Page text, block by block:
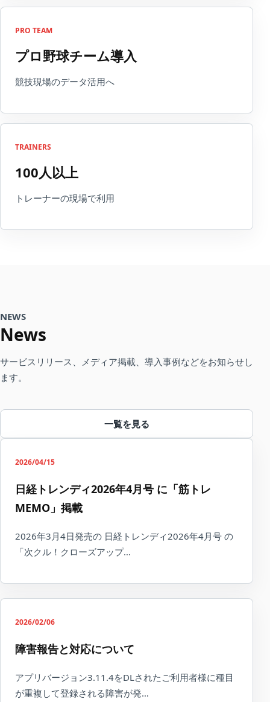
PRO TEAM
プロ野球チーム導入
競技現場のデータ活用へ
TRAINERS
100人以上
トレーナーの現場で利用
NEWS
News
サービスリリース、メディア掲載、導入事例などをお知らせし
ます。
一覧を見る
2026/04/15
日経トレンディ2026年4月号 に「筋トレ
MEMO」掲載
2026年3月4日発売の 日経トレンディ2026年4月号 の
「次クル！クローズアップ…
2026/02/06
障害報告と対応について
アプリバージョン3.11.4をDLされたご利用者様に種目
が重複して登録される障害が発…